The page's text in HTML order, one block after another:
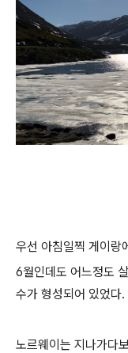
우선 아침일찍 게이랑
6월인데도 어느정도
수가 형성되어 있었다.
노르웨이는 지나가다